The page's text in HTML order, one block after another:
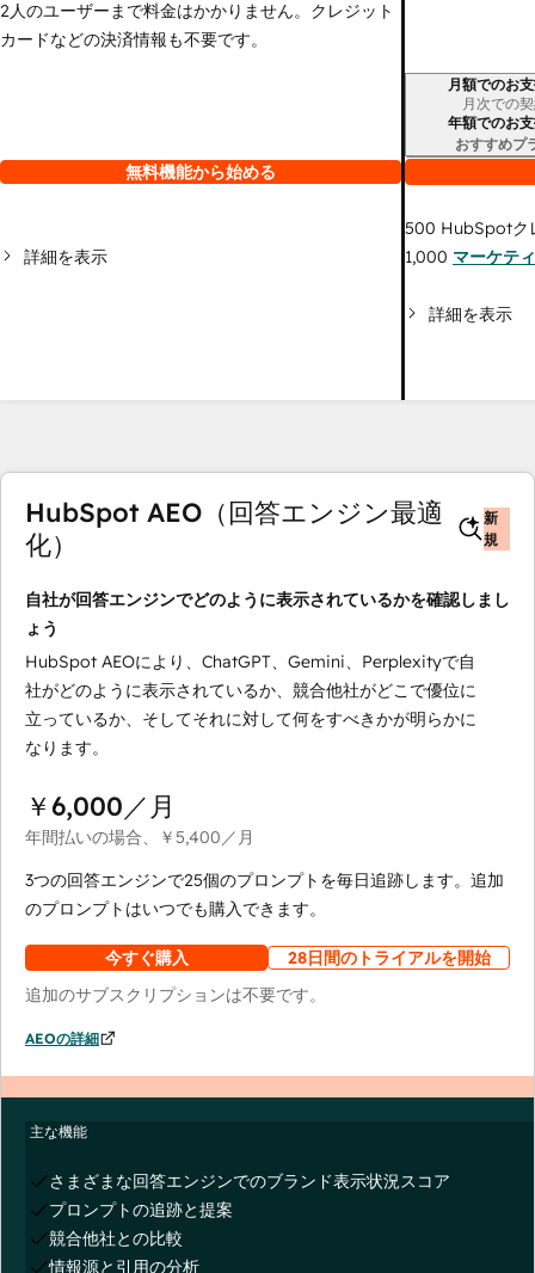
2人のユーザーまで料金はかかりません。クレジット
カードなどの決済情報も不要です。
無料機能から始める
詳細を表示
請求期間月額でのお
月次での
年額でのお
おすすめプ
500 HubSpotク
1,000 マーケテ
詳細を表示
HubSpot AEO（回答エンジン最適
化）
新
規
自社が回答エンジンでどのように表示されているかを確認しまし
ょう
HubSpot AEOにより、ChatGPT、Gemini、Perplexityで自
社がどのように表示されているか、競合他社がどこで優位に
立っているか、そしてそれに対して何をすべきかが明らかに
なります。
￥6,000／月
年間払いの場合、 ￥5,400／月
3つの回答エンジンで25個のプロンプトを毎日追跡します。追加
のプロンプトはいつでも購入できます。
今すぐ購入
28日間のトライアルを開始
追加のサブスクリプションは不要です。
AEOの詳細
主な機能
さまざまな回答エンジンでのブランド表示状況スコア
プロンプトの追跡と提案
競合他社との比較
情報源と引用の分析